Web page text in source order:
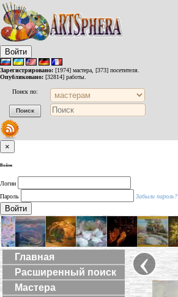
Войти
Зарегистрировано: [1974] мастера, [373] посетителя.
Опубликовано: [32814] работы.
Поиск по:
×
Войти
Логин
Пароль
Забыли пароль?
Войти
Главная
Расширенный поиск
Мастера
‹